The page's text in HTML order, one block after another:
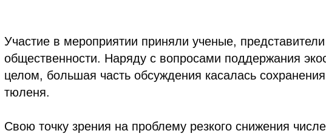
Участие в мероприятии приняли ученые,
общественности. Наряду с вопросами поддержания
целом, большая часть обсуждения касалась
тюленя.
Свою точку зрения на проблему резкого снижения